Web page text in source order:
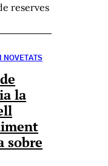
reserves
NOVETATS
la
sobre